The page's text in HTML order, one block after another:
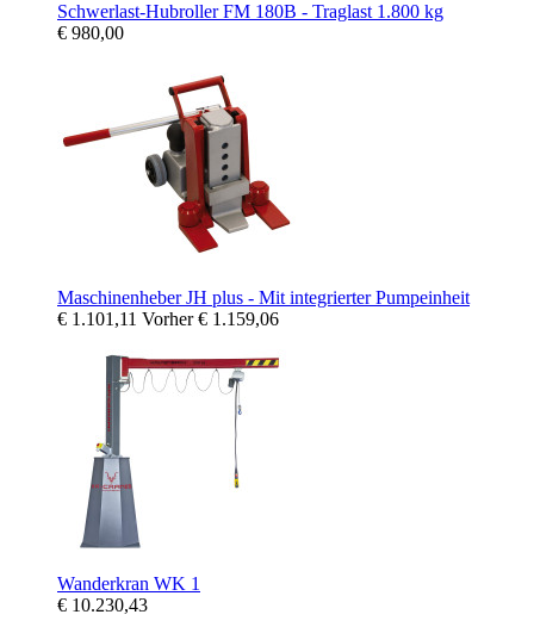
Schwerlast-Hubroller FM 180B - Traglast 1.800 kg
€ 980,00
Maschinenheber JH plus - Mit integrierter Pumpeinheit
€ 1.101,11 Vorher€ 1.159,06
Wanderkran WK 1
€ 10.230,43